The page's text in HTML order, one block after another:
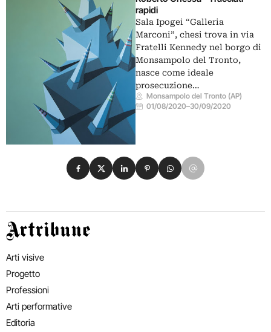
rapidi
Sala Ipogei “Galleria
Marconi”, chesi trova in via
Fratelli Kennedy nel borgo di
Monsampolo del Tronto,
nasce come ideale
prosecuzione…
Monsampolo del Tronto (AP)
01/08/2020–30/09/2020
Condividi su Facebook
Condividi su X
Condividi su LinkedIn
Condividi su Pinterest
Condividi su WhatsApp
Condividi su Email
Artribune
Arti visive
Progetto
Professioni
Arti performative
Editoria